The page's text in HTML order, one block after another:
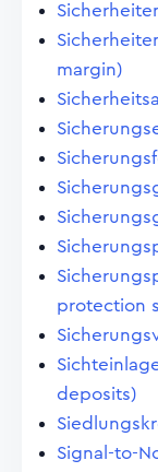
margin)
protection
deposits)
Signal-to-